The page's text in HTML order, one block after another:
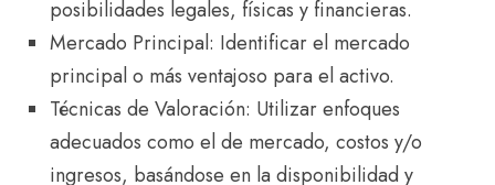
posibilidades legales, físicas y financieras.
Mercado Principal: Identificar el mercado
principal o más ventajoso para el activo.
Técnicas de Valoración: Utilizar enfoques
adecuados como el de mercado, costos y/o
ingresos, basándose en la disponibilidad y